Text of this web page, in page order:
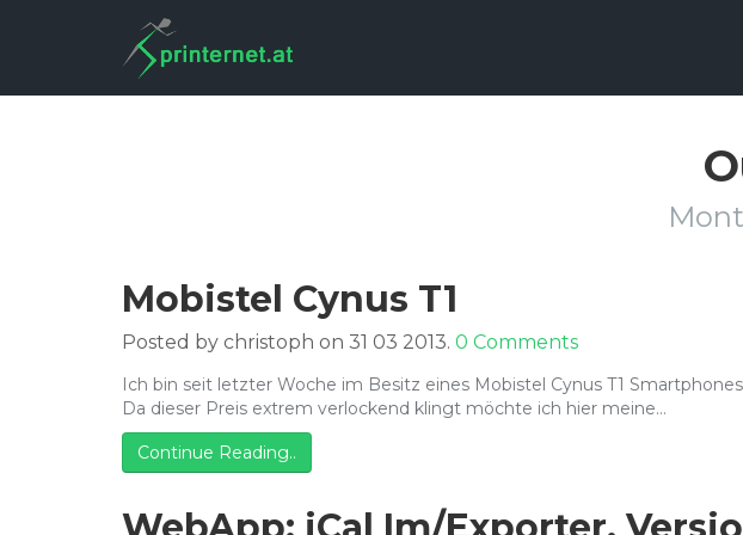
Mobistel Cynus T1
Posted by christoph on 31 03 2013. 0 Comments
Ich bin seit letzter Woche im Besitz eines Mobistel Cynus T1
Da dieser Preis extrem verlockend klingt möchte ich hier meine…
Continue Reading..